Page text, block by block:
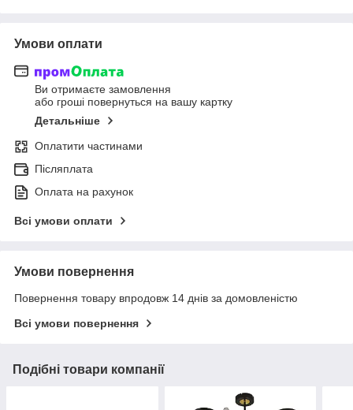
Умови оплати
Ви отримаєте замовлення
або гроші повернуться на вашу картку
Детальніше
Оплатити частинами
Післяплата
Оплата на рахунок
Всі умови оплати
Умови повернення
Повернення товару впродовж 14 днів за домовленістю
Всі умови повернення
Подібні товари компанії